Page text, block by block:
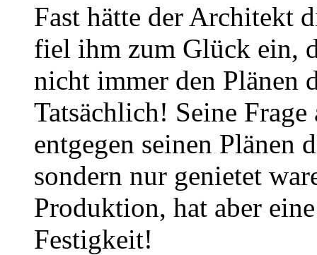
Fast hätte der Architekt
fiel ihm zum Glück ein,
nicht immer den Plänen
Tatsächlich! Seine
entgegen seinen Plänen
sondern nur genietet
Produktion, hat aber
Festigkeit!